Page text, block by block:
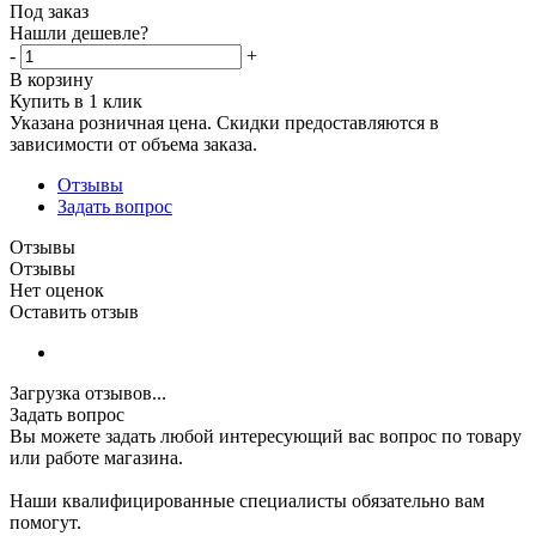
Под заказ
Нашли дешевле?
-
+
В корзину
Купить в 1 клик
Указана розничная цена. Скидки предоставляются в
зависимости от объема заказа.
Отзывы
Задать вопрос
Отзывы
Отзывы
Нет оценок
Оставить отзыв
Загрузка отзывов...
Задать вопрос
Вы можете задать любой интересующий вас вопрос по товару
или работе магазина.
Наши квалифицированные специалисты обязательно вам
помогут.